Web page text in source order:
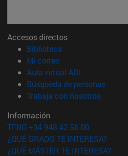
Accesos directos
Biblioteca
Mi correo(abre en nueva
Aula virtual ADI
Búsqueda de personas(abre
Trabaja con nosotros(abre
Información
TFNO +34 948 42 56 00
¿QUÉ GRADO TE INTERESA?
¿QUÉ MÁSTER TE INTERESA?